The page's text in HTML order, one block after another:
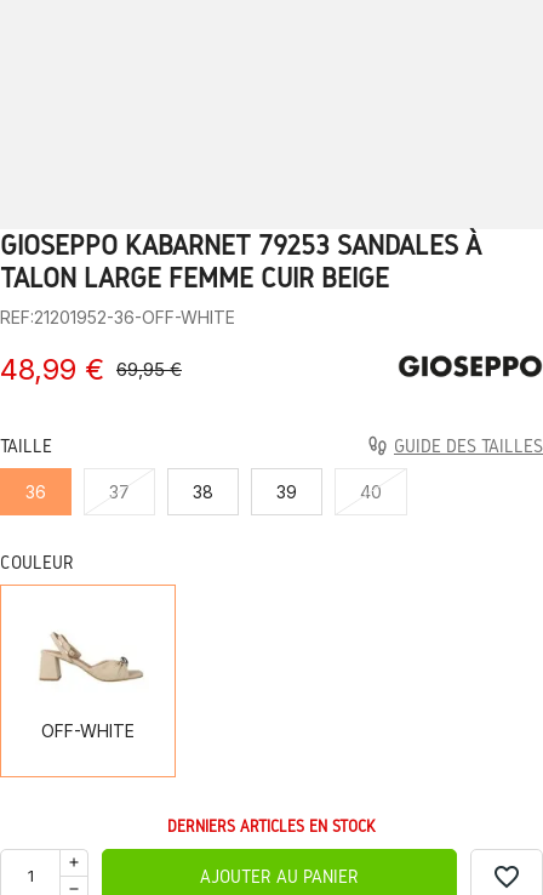
2 3 4 5 6 7 8 9 10
GIOSEPPO KABARNET 79253 SANDALES À
TALON LARGE FEMME CUIR BEIGE
REF:21201952-36-OFF-WHITE
48,99 € 69,95 €
TAILLE GUIDE DES TAILLES
36 37 38 39 40
COULEUR
OFF-WHITE
DERNIERS ARTICLES EN STOCK
AJOUTER AU PANIER favorite_border